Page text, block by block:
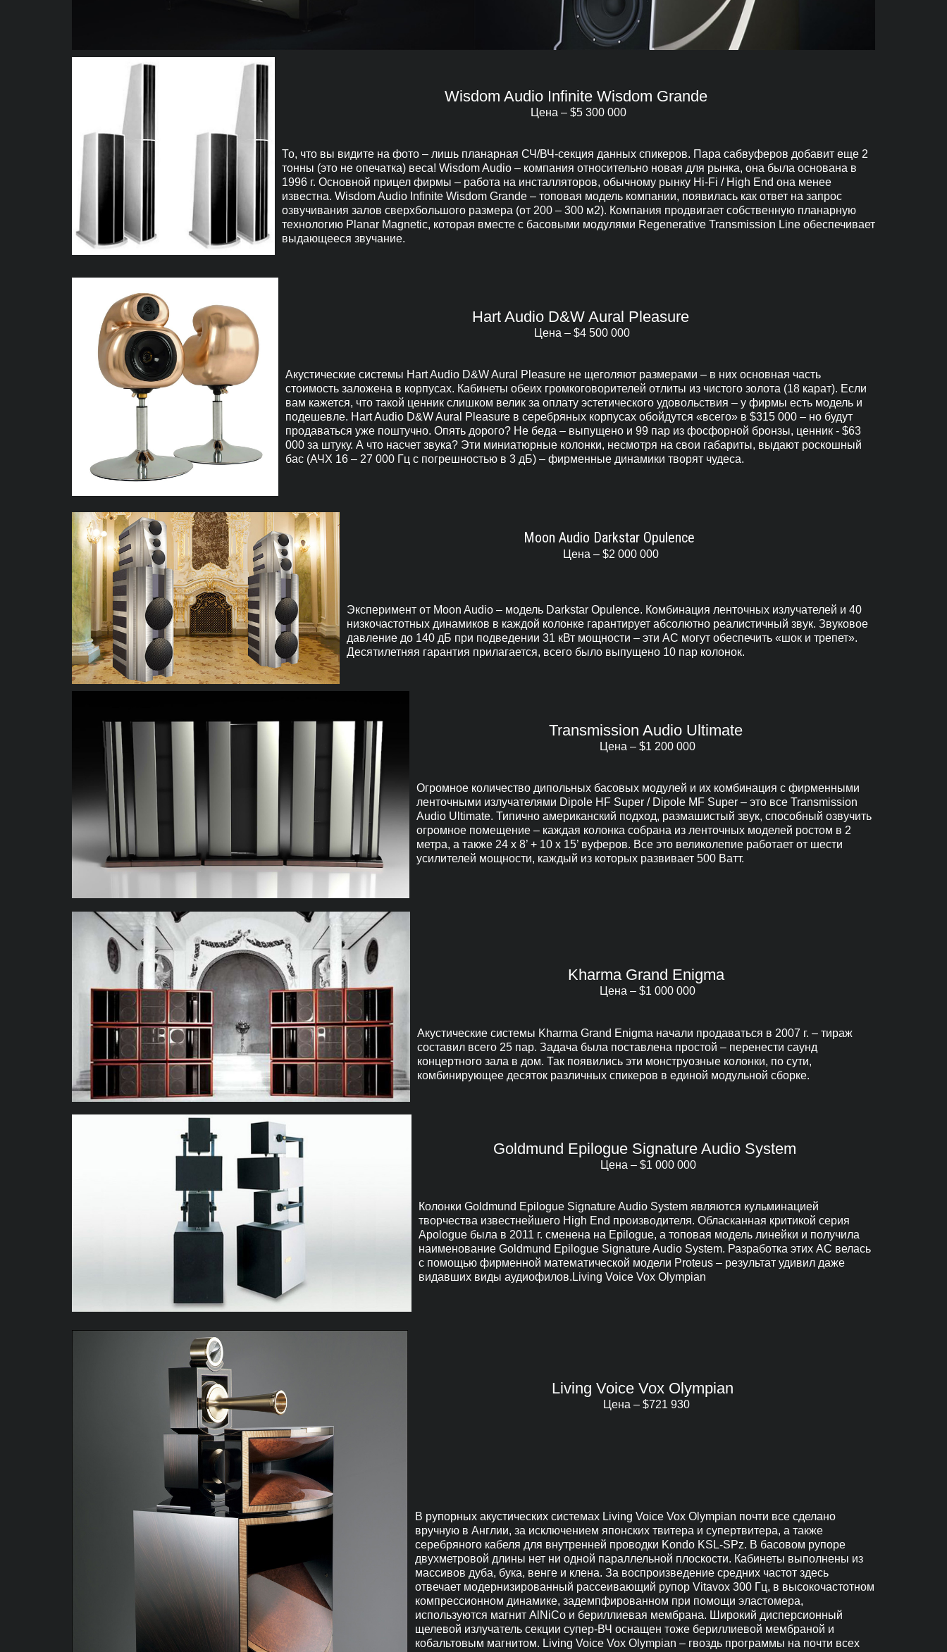
Wisdom Audio Infinite Wisdom Grande
Цена – $5 300 000
То, что вы видите на фото – лишь планарная СЧ/ВЧ-секция данных спикеров. Пара сабвуферов добавит еще 2
тонны (это не опечатка) веса! Wisdom Audio – компания относительно новая для рынка, она была основана в
1996 г. Основной прицел фирмы – работа на инсталляторов, обычному рынку Hi-Fi / High End она менее
известна. Wisdom Audio Infinite Wisdom Grande – топовая модель компании, появилась как ответ на запрос
озвучивания залов сверхбольшого размера (от 200 – 300 м2). Компания продвигает собственную планарную
технологию Planar Magnetic, которая вместе с басовыми модулями Regenerative Transmission Line обеспечивает
выдающееся звучание.
Hart Audio D&W Aural Pleasure
Цена – $4 500 000
Акустические системы Hart Audio D&W Aural Pleasure не щеголяют размерами – в них основная часть
стоимость заложена в корпусах. Кабинеты обеих громкоговорителей отлиты из чистого золота (18 карат). Если
вам кажется, что такой ценник слишком велик за оплату эстетического удовольствия – у фирмы есть модель и
подешевле. Hart Audio D&W Aural Pleasure в серебряных корпусах обойдутся «всего» в $315 000 – но будут
продаваться уже поштучно. Опять дорого? Не беда – выпущено и 99 пар из фосфорной бронзы, ценник - $63
000 за штуку. А что насчет звука? Эти миниатюрные колонки, несмотря на свои габариты, выдают роскошный
бас (АЧХ 16 – 27 000 Гц с погрешностью в 3 дБ) – фирменные динамики творят чудеса.
Moon Audio Darkstar Opulence
Цена – $2 000 000
Эксперимент от Moon Audio – модель Darkstar Opulence. Комбинация ленточных излучателей и 40
низкочастотных динамиков в каждой колонке гарантирует абсолютно реалистичный звук. Звуковое
давление до 140 дБ при подведении 31 кВт мощности – эти АС могут обеспечить «шок и трепет».
Десятилетняя гарантия прилагается, всего было выпущено 10 пар колонок.
Transmission Audio Ultimate
Цена – $1 200 000
Огромное количество дипольных басовых модулей и их комбинация с фирменными
ленточными излучателями Dipole HF Super / Dipole MF Super – это все Transmission
Audio Ultimate. Типично американский подход, размашистый звук, способный озвучить
огромное помещение – каждая колонка собрана из ленточных моделей ростом в 2
метра, а также 24 х 8’ + 10 x 15’ вуферов. Все это великолепие работает от шести
усилителей мощности, каждый из которых развивает 500 Ватт.
Kharma Grand Enigma
Цена – $1 000 000
Акустические системы Kharma Grand Enigma начали продаваться в 2007 г. – тираж
составил всего 25 пар. Задача была поставлена простой – перенести саунд
концертного зала в дом. Так появились эти монструозные колонки, по сути,
комбинирующее десяток различных спикеров в единой модульной сборке.
Goldmund Epilogue Signature Audio System
Цена – $1 000 000
Колонки Goldmund Epilogue Signature Audio System являются кульминацией
творчества известнейшего High End производителя. Обласканная критикой серия
Apologue была в 2011 г. сменена на Epilogue, а топовая модель линейки и получила
наименование Goldmund Epilogue Signature Audio System. Разработка этих АС велась
с помощью фирменной математической модели Proteus – результат удивил даже
видавших виды аудиофилов.Living Voice Vox Olympian
Living Voice Vox Olympian
Цена – $721 930
В рупорных акустических системах Living Voice Vox Olympian почти все сделано
вручную в Англии, за исключением японских твитера и супертвитера, а также
серебряного кабеля для внутренней проводки Kondo KSL-SPz. В басовом рупоре
двухметровой длины нет ни одной параллельной плоскости. Кабинеты выполнены из
массивов дуба, бука, венге и клена. За воспроизведение средних частот здесь
отвечает модернизированный рассеивающий рупор Vitavox 300 Гц, в высокочастотном
компрессионном динамике, задемпфированном при помощи эластомера,
используются магнит AlNiCo и бериллиевая мембрана. Широкий дисперсионный
щелевой излучатель секции супер-ВЧ оснащен тоже бериллиевой мембраной и
кобальтовым магнитом. Living Voice Vox Olympian – гвоздь программы на почти всех